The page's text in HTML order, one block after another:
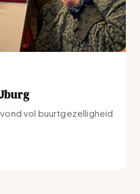
vol buurtgezelligheid